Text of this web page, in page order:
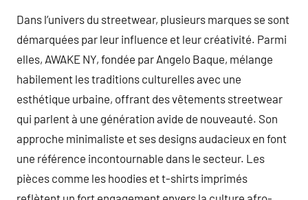
Dans l’univers du streetwear, plusieurs marques se sont
démarquées par leur influence et leur créativité. Parmi
elles, AWAKE NY, fondée par Angelo Baque, mélange
habilement les traditions culturelles avec une
esthétique urbaine, offrant des vêtements streetwear
qui parlent à une génération avide de nouveauté. Son
approche minimaliste et ses designs audacieux en font
une référence incontournable dans le secteur. Les
pièces comme les hoodies et t-shirts imprimés